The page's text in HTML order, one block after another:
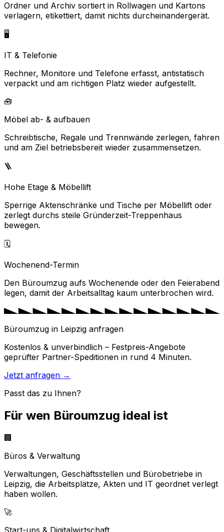
Ordner und Archiv sortiert in Rollwagen und Kartons
verlagern, etikettiert, damit nichts durcheinandergerät.
🖥️
IT & Telefonie
Rechner, Monitore und Telefone erfasst, antistatisch
verpackt und am richtigen Platz wieder aufgestellt.
🧰
Möbel ab- & aufbauen
Schreibtische, Regale und Trennwände zerlegen, fahren
und am Ziel betriebsbereit wieder zusammensetzen.
🪜
Hohe Etage & Möbellift
Sperrige Aktenschränke und Tische per Möbellift oder
zerlegt durchs steile Gründerzeit-Treppenhaus
bewegen.
🗓️
Wochenend-Termin
Den Büroumzug aufs Wochenende oder den Feierabend
legen, damit der Arbeitsalltag kaum unterbrochen wird.
Büroumzug in Leipzig anfragen
Kostenlos & unverbindlich – Festpreis-Angebote
geprüfter Partner-Speditionen in rund 4 Minuten.
Jetzt anfragen →
Passt das zu Ihnen?
Für wen Büroumzug ideal ist
🏢
Büros & Verwaltung
Verwaltungen, Geschäftsstellen und Bürobetriebe in
Leipzig, die Arbeitsplätze, Akten und IT geordnet verlegt
haben wollen.
🚀
Start-ups & Digitalwirtschaft